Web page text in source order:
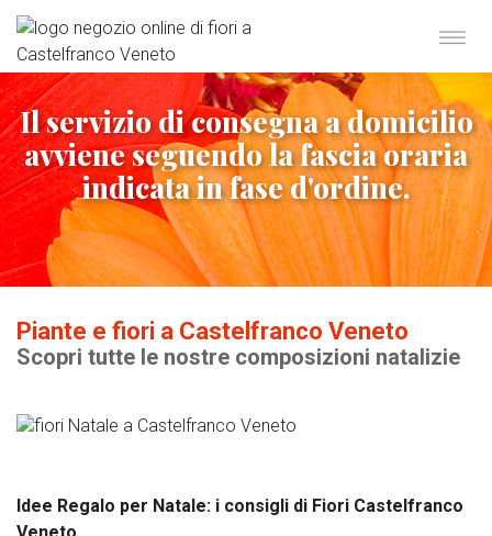
Il servizio di consegna a domicilio
avviene seguendo la fascia oraria
indicata in fase d'ordine.
Piante e fiori a Castelfranco Veneto
Scopri tutte le nostre composizioni natalizie
Idee Regalo per Natale: i consigli di Fiori Castelfranco